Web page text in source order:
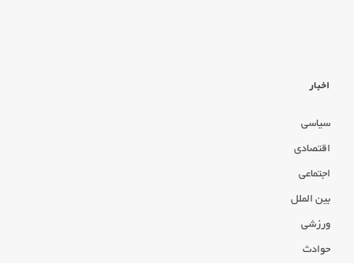
اخبار
سیاسی
اقتصادی
اجتماعی
بین الملل
ورزشی
حوادث